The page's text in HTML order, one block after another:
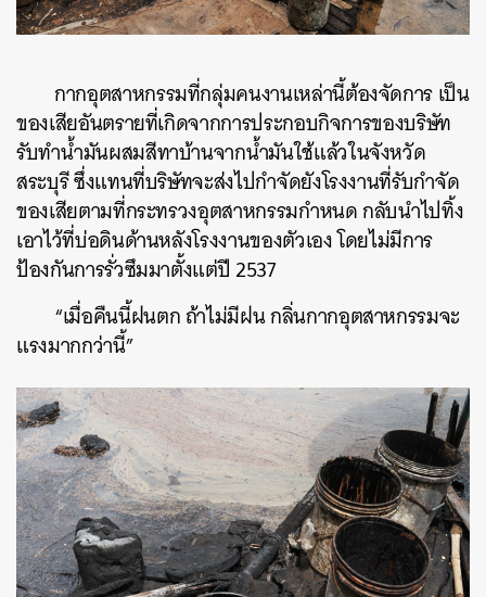
กากอุตสาหกรรมที่กลุ่มคนงานเหล่านี้ต้องจัดการ เป็น
ของเสียอันตรายที่เกิดจากการประกอบกิจการของบริษัท
รับทำน้ำมันผสมสีทาบ้านจากน้ำมันใช้แล้วในจังหวัด
สระบุรี ซึ่งแทนที่บริษัทจะส่งไปกำจัดยังโรงงานที่รับกำจัด
ของเสียตามที่กระทรวงอุตสาหกรรมกำหนด กลับนำไปทิ้ง
เอาไว้ที่บ่อดินด้านหลังโรงงานของตัวเอง โดยไม่มีการ
ป้องกันการรั่วซึมมาตั้งแต่ปี 2537
“เมื่อคืนนี้ฝนตก ถ้าไม่มีฝน กลิ่นกากอุตสาหกรรมจะ
แรงมากกว่านี้”